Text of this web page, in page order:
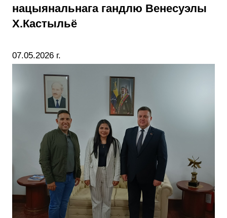
нацыянальнага гандлю Венесуэлы
Х.Кастыльё
07.05.2026 г.